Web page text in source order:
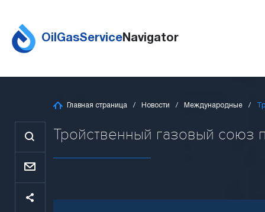
OilGasServiceNavigator
Главная страница Новости Международные
Тройственный газовый союз